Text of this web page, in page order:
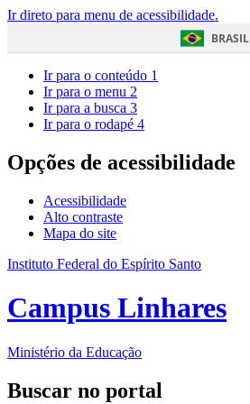
Ir direto para menu de acessibilidade.
BRASIL
Ir para o conteúdo 1
Ir para o menu 2
Ir para a busca 3
Ir para o rodapé 4
Opções de acessibilidade
Acessibilidade
Alto contraste
Mapa do site
Instituto Federal do Espírito Santo
Campus Linhares
Ministério da Educação
Buscar no portal